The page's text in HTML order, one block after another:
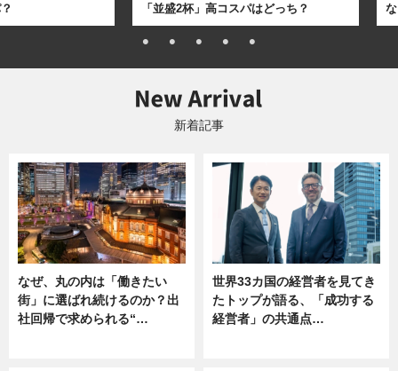
「並盛2杯」高コスパはどっち？
新着記事
なぜ、丸の内は「働きたい
街」に選ばれ続けるのか？出
社回帰で求められる“…
世界33カ国の経営者を見てき
たトップが語る、「成功する
経営者」の共通点…